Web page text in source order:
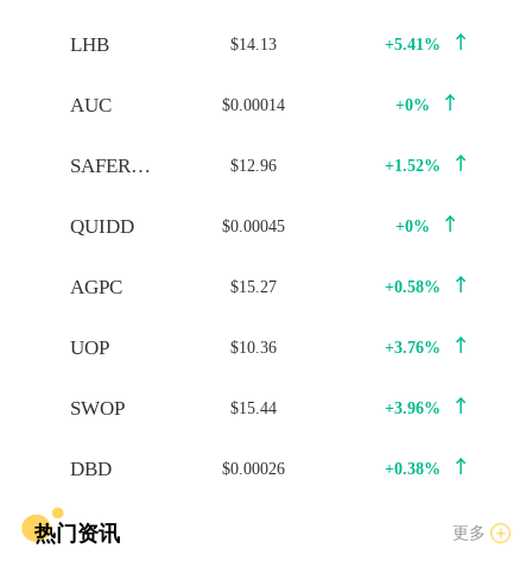
LHB $14.13 +5.41%
AUC $0.00014 +0%
SAFERMOON $12.96 +1.52%
QUIDD $0.00045 +0%
AGPC $15.27 +0.58%
UOP $10.36 +3.76%
SWOP $15.44 +3.96%
DBD $0.00026 +0.38%
热门资讯 更多